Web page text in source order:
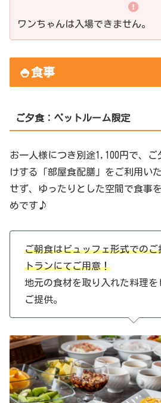
ワンちゃんは入場できません。
🍚食事
ご夕食：ペットルーム限定
お一人様につき別途1,100円で、
けする「部屋食配膳」をご利用い
せず、ゆったりとした空間で食事
めです♪
ご朝食はビュッフェ形式での
トランにてご用意！
地元の食材を取り入れた料理
ご提供。